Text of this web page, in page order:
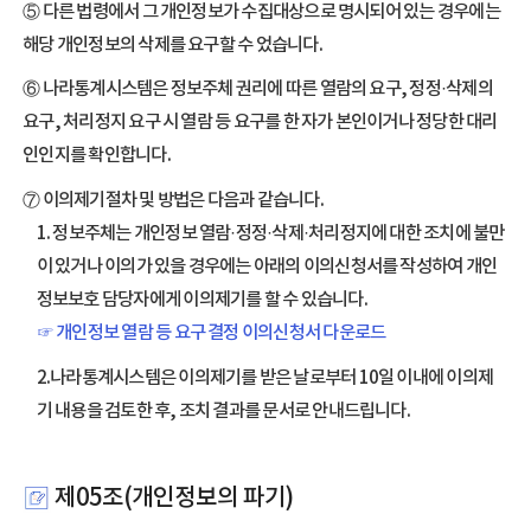
⑤ 다른 법령에서 그 개인정보가 수집대상으로 명시되어 있는 경우에는
해당 개인정보의 삭제를 요구할 수 었습니다.
⑥ 나라통계시스템은 정보주체 권리에 따른 열람의 요구, 정정·삭제의
요구, 처리정지 요구 시 열람 등 요구를 한 자가 본인이거나 정당한 대리
인인지를 확인합니다.
⑦ 이의제기절차 및 방법은 다음과 같습니다.
1. 정보주체는 개인정보 열람·정정·삭제·처리정지에 대한 조치에 불만
이 있거나 이의가 있을 경우에는 아래의 이의신청서를 작성하여 개인
정보보호 담당자에게 이의제기를 할 수 있습니다.
☞ 개인정보 열람 등 요구 결정 이의신청서 다운로드
2.나라통계시스템은 이의제기를 받은 날로부터 10일 이내에 이의제
기 내용을 검토한 후, 조치 결과를 문서로 안내드립니다.
제05조(개인정보의 파기)